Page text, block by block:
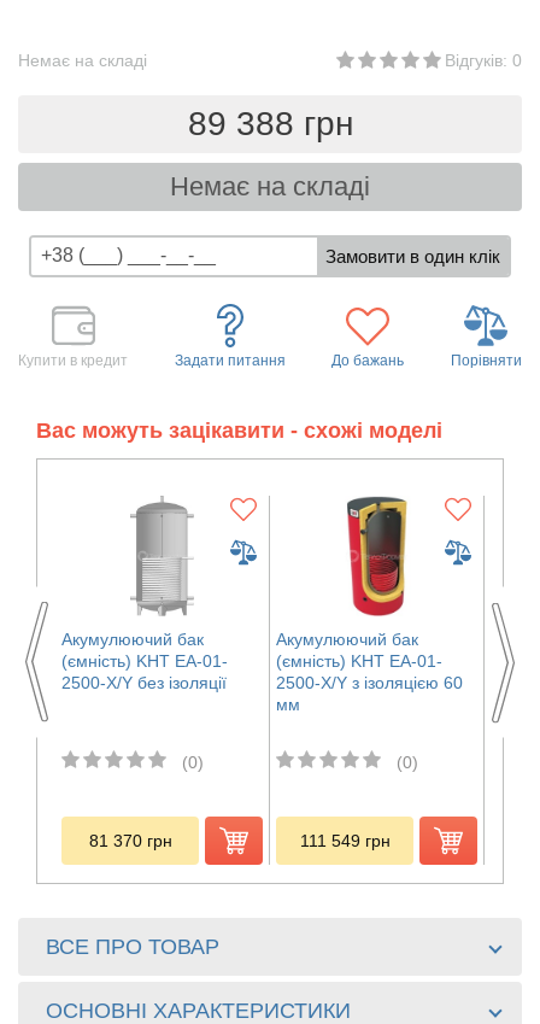
Немає на складі Відгуків: 0
89 388 грн
Немає на складі
Купити в кредит Задати питання До бажань Порівняти
Вас можуть зацікавити - схожі моделі
60
Акумулюючий бак
(ємність) KHT ЕА-01-
2500-X/Y без ізоляції
(0)
81 370 грн
Акумулюючий бак
(ємність) KHT ЕА-01-
2500-X/Y з ізоляцією 60
мм
(0)
111 549 грн
ВСЕ ПРО ТОВАР
ОСНОВНІ ХАРАКТЕРИСТИКИ